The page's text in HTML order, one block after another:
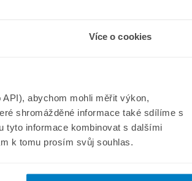
Více o cookies
abychom mohli měřit výkon,
shromážděné informace také sdílíme s
tyto informace kombinovat s dalšími
k tomu prosím svůj souhlas.
ePojisteni.cz
O nás